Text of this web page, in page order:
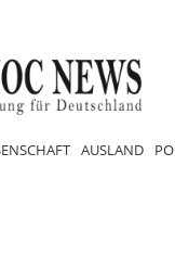
AUSLAND